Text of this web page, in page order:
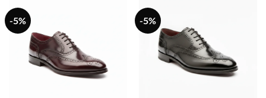
-5% -5%